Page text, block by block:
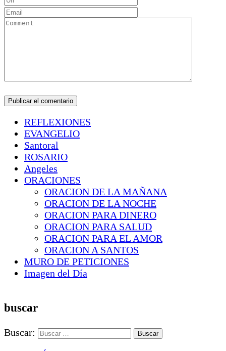
REFLEXIONES
EVANGELIO
Santoral
ROSARIO
Angeles
ORACIONES
ORACION DE LA MAÑANA
ORACION DE LA NOCHE
ORACION PARA DINERO
ORACION PARA SALUD
ORACION PARA EL AMOR
ORACION A SANTOS
MURO DE PETICIONES
Imagen del Día
buscar
Buscar: